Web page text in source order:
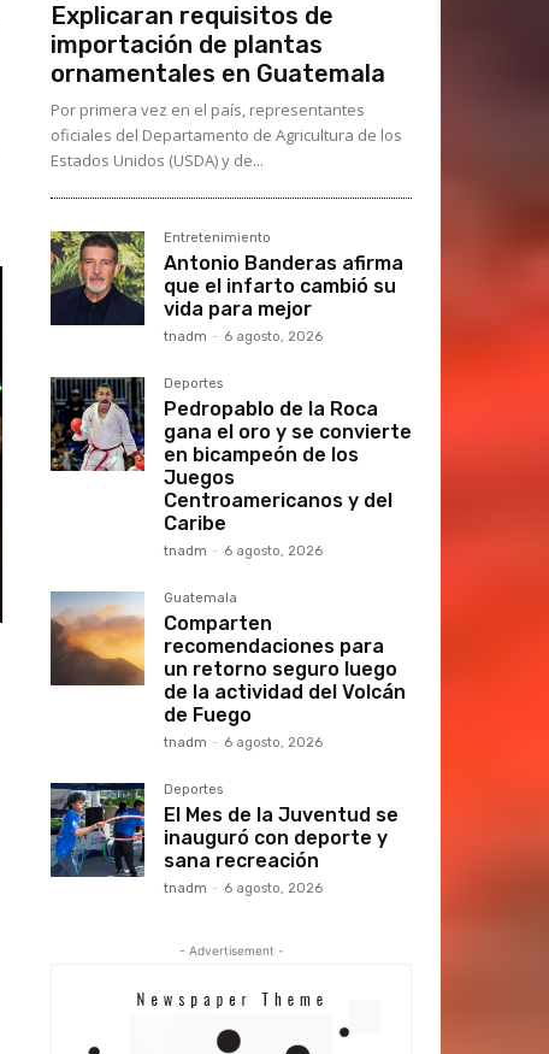
Explicaran requisitos de
importación de plantas
ornamentales en Guatemala
Por primera vez en el país, representantes
oficiales del Departamento de Agricultura de los
Estados Unidos (USDA) y de...
Entretenimiento
Antonio Banderas afirma
que el infarto cambió su
vida para mejor
tnadm - 6 agosto, 2026
Deportes
Pedropablo de la Roca
gana el oro y se convierte
en bicampeón de los
Juegos
Centroamericanos y del
Caribe
tnadm - 6 agosto, 2026
Guatemala
Comparten
recomendaciones para
un retorno seguro luego
de la actividad del Volcán
de Fuego
tnadm - 6 agosto, 2026
Deportes
El Mes de la Juventud se
inauguró con deporte y
sana recreación
tnadm - 6 agosto, 2026
- Advertisement -